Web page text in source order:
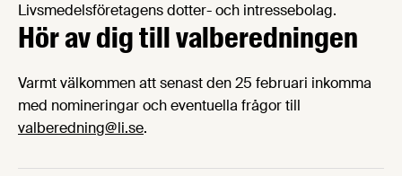
Livsmedelsföretagens dotter- och intressebolag.
Hör av dig till valberedningen
Varmt välkommen att senast den 25 februari inkomma
med nomineringar och eventuella frågor till
valberedning@li.se.